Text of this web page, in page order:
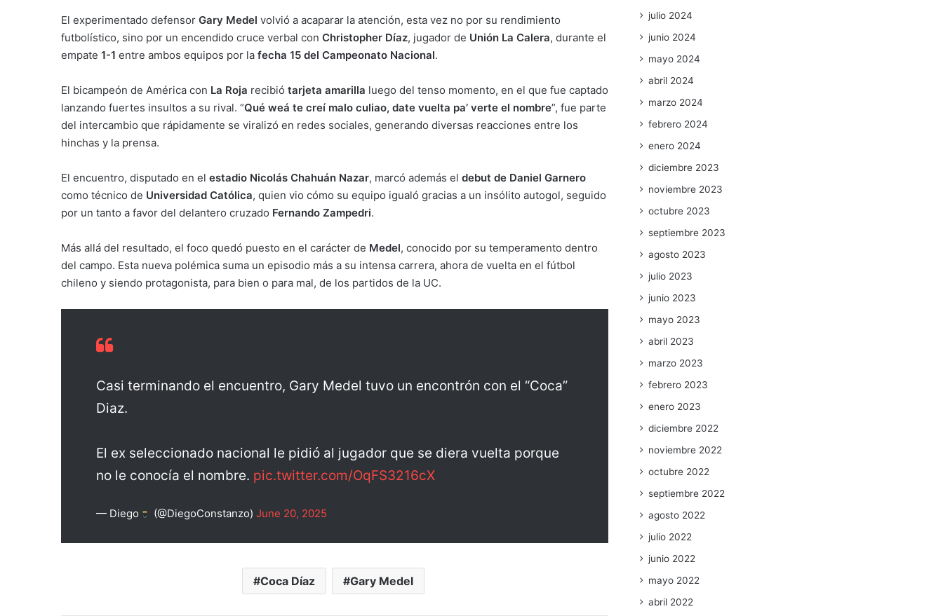
El experimentado defensor Gary Medel volvió a acaparar la atención, esta vez no por su rendimiento
futbolístico, sino por un encendido cruce verbal con Christopher Díaz, jugador de Unión La Calera, durante el
empate 1-1 entre ambos equipos por la fecha 15 del Campeonato Nacional.
El bicampeón de América con La Roja recibió tarjeta amarilla luego del tenso momento, en el que fue captado
lanzando fuertes insultos a su rival. “Qué weá te creí malo culiao, date vuelta pa’ verte el nombre”, fue parte
del intercambio que rápidamente se viralizó en redes sociales, generando diversas reacciones entre los
hinchas y la prensa.
El encuentro, disputado en el estadio Nicolás Chahuán Nazar, marcó además el debut de Daniel Garnero
como técnico de Universidad Católica, quien vio cómo su equipo igualó gracias a un insólito autogol, seguido
por un tanto a favor del delantero cruzado Fernando Zampedri.
Más allá del resultado, el foco quedó puesto en el carácter de Medel, conocido por su temperamento dentro
del campo. Esta nueva polémica suma un episodio más a su intensa carrera, ahora de vuelta en el fútbol
chileno y siendo protagonista, para bien o para mal, de los partidos de la UC.
Casi terminando el encuentro, Gary Medel tuvo un encontrón con el “Coca”
Diaz.
El ex seleccionado nacional le pidió al jugador que se diera vuelta porque
no le conocía el nombre. pic.twitter.com/OqFS3216cX
— Diego (@DiegoConstanzo)June 20, 2025
Coca Díaz Gary Medel
julio 2024
junio 2024
mayo 2024
abril 2024
marzo 2024
febrero 2024
enero 2024
diciembre 2023
noviembre 2023
octubre 2023
septiembre 2023
agosto 2023
julio 2023
junio 2023
mayo 2023
abril 2023
marzo 2023
febrero 2023
enero 2023
diciembre 2022
noviembre 2022
octubre 2022
septiembre 2022
agosto 2022
julio 2022
junio 2022
mayo 2022
abril 2022